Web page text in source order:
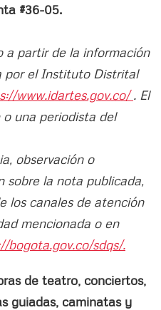
#36-05.
a partir de la información
por el Instituto Distrital
www.idartes.gov.co/. El
una periodista del
observación o
sobre la nota publicada,
los canales de atención
mencionada o en
bogota.gov.co/sdqs/.
de teatro, conciertos,
guiadas, caminatas y